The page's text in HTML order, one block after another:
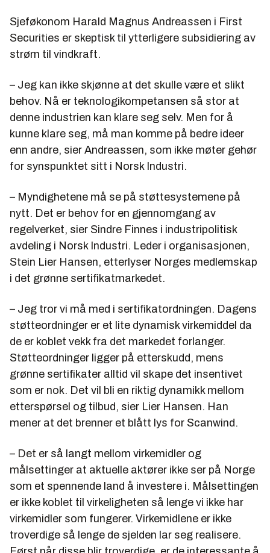
Sjeføkonom Harald Magnus Andreassen i First
Securities er skeptisk til ytterligere subsidiering av
strøm til vindkraft.
– Jeg kan ikke skjønne at det skulle være et slikt
behov. Nå er teknologikompetansen så stor at
denne industrien kan klare seg selv. Men for å
kunne klare seg, må man komme på bedre ideer
enn andre, sier Andreassen, som ikke møter gehør
for synspunktet sitt i Norsk Industri.
– Myndighetene må se på støttesystemene på
nytt. Det er behov for en gjennomgang av
regelverket, sier Sindre Finnes i industripolitisk
avdeling i Norsk Industri. Leder i organisasjonen,
Stein Lier Hansen, etterlyser Norges medlemskap
i det grønne sertifikatmarkedet.
– Jeg tror vi må med i sertifikatordningen. Dagens
støtteordninger er et lite dynamisk virkemiddel da
de er koblet vekk fra det markedet forlanger.
Støtteordninger ligger på etterskudd, mens
grønne sertifikater alltid vil skape det insentivet
som er nok. Det vil bli en riktig dynamikk mellom
etterspørsel og tilbud, sier Lier Hansen. Han
mener at det brenner et blått lys for Scanwind.
– Det er så langt mellom virkemidler og
målsettinger at aktuelle aktører ikke ser på Norge
som et spennende land å investere i. Målsettingen
er ikke koblet til virkeligheten så lenge vi ikke har
virkemidler som fungerer. Virkemidlene er ikke
troverdige så lenge de sjelden lar seg realisere.